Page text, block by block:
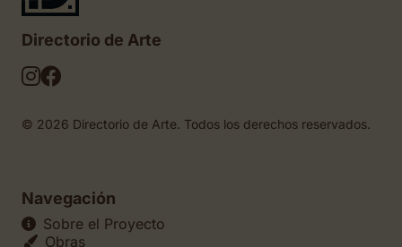
Directorio de Arte
© 2026 Directorio de Arte. Todos los derechos reservados.
Navegación
Sobre el Proyecto
Obras